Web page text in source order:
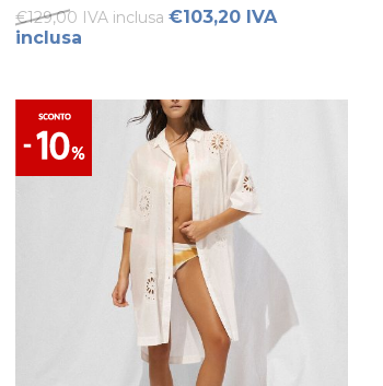
€129,00 IVA inclusa €103,20 IVA
inclusa